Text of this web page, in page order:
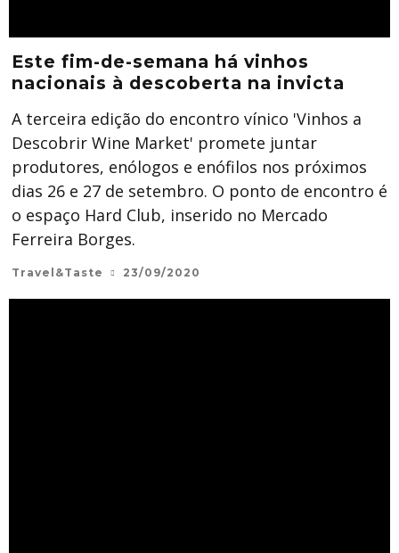
Este fim-de-semana há vinhos
nacionais à descoberta na invicta
A terceira edição do encontro vínico 'Vinhos a
Descobrir Wine Market' promete juntar
produtores, enólogos e enófilos nos próximos
dias 26 e 27 de setembro. O ponto de encontro é
o espaço Hard Club, inserido no Mercado
Ferreira Borges.
Travel&Taste 23/09/2020